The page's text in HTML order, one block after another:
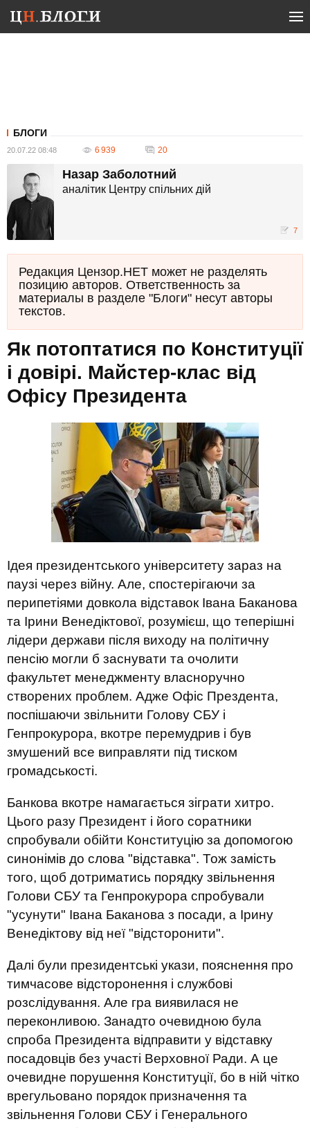
БЛОГИ
20.07.22 08:48 6 939 20
Назар Заболотний
аналітик Центру спільних дій
7
Редакция Цензор.НЕТ может не разделять
позицию авторов. Ответственность за
материалы в разделе "Блоги" несут авторы
текстов.
Як потоптатися по Конституції
і довірі. Майстер-клас від
Офісу Президента
Ідея президентського університету зараз на
паузі через війну. Але, спостерігаючи за
перипетіями довкола відставок Івана Баканова
та Ірини Венедіктової, розумієш, що теперішні
лідери держави після виходу на політичну
пенсію могли б заснувати та очолити
факультет менеджменту власноручно
створених проблем. Адже Офіс Прездента,
поспішаючи звільнити Голову СБУ і
Генпрокурора, вкотре перемудрив і був
змушений все виправляти під тиском
громадськості.
Банкова вкотре намагається зіграти хитро.
Цього разу Президент і його соратники
спробували обійти Конституцію за допомогою
синонімів до слова "відставка". Тож замість
того, щоб дотриматись порядку звільнення
Голови СБУ та Генпрокурора спробували
"усунути" Івана Баканова з посади, а Ірину
Венедіктову від неї "відсторонити".
Далі були президентські укази, пояснення про
тимчасове відсторонення і службові
розслідування. Але гра виявилася не
переконливою. Занадто очевидною була
спроба Президента відправити у відставку
посадовців без участі Верховної Ради. А це
очевидне порушення Конституції, бо в ній чітко
врегульовано порядок призначення та
звільнення Голови СБУ і Генерального